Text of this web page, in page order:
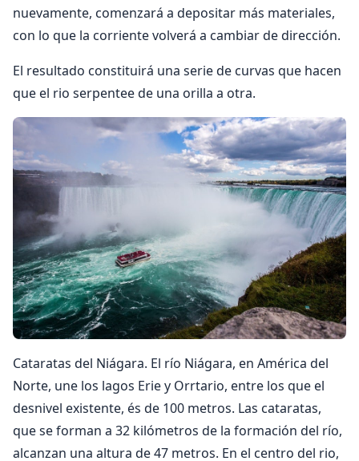
nuevamente, comenzará a depositar más materiales,
con lo que la corriente volverá a cambiar de dirección.
El resultado constituirá una serie de curvas que hacen
que el rio serpentee de una orilla a otra.
Cataratas del Niágara. El río Niágara, en América del
Norte, une los lagos Erie y Orrtario, entre los que el
desnivel existente, és de 100 metros. Las cataratas,
que se forman a 32 kilómetros de la formación del río,
alcanzan una altura de 47 metros. En el centro del rio,